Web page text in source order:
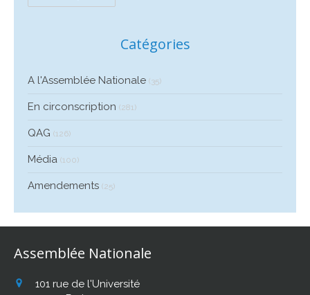
Catégories
A l'Assemblée Nationale (35)
En circonscription (281)
QAG (126)
Média (100)
Amendements (25)
Assemblée Nationale
101 rue de l'Université